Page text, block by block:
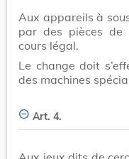
Aux appareils à
par des pièces de
cours légal.
Le change doit
des machines
Art. 4.